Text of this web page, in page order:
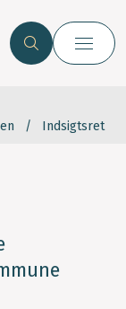
Indsigtsret